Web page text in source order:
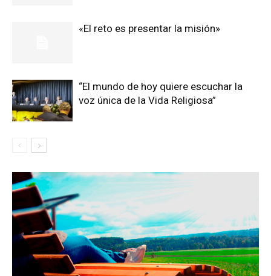
«El reto es presentar la misión»
“El mundo de hoy quiere escuchar la
voz única de la Vida Religiosa”